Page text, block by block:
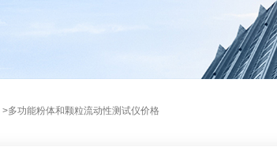
>多功能粉体和颗粒流动性测试仪价格